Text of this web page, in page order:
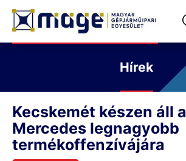
Hírek
Kecskemét készen áll a
Mercedes legnagyobb
termékoffenzívájára